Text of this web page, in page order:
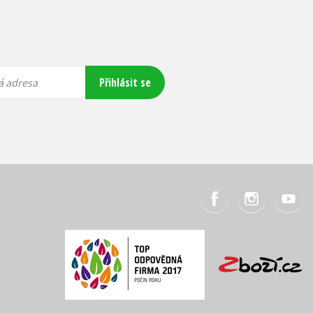
adresa Přihlásit se